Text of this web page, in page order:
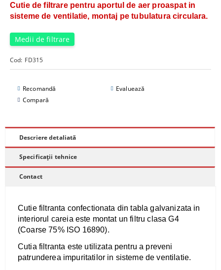
Cutie de filtrare pentru aportul de aer proaspat in
sisteme de ventilatie, montaj pe tubulatura circulara.
Medii de filtrare
Cod: FD315
Recomandă
Evaluează
Compară
Descriere detaliată
Specificații tehnice
Contact
Cutie filtranta confectionata din tabla galvanizata in
interiorul careia este montat un filtru clasa G4
(Coarse 75% ISO 16890).
Cutia filtranta este utilizata pentru a preveni
patrunderea impuritatilor in sisteme de ventilatie.